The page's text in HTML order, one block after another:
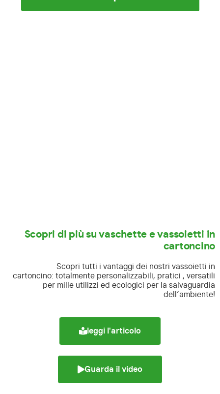
Scopri di più su vaschette e vassoietti in
cartoncino
Scopri tutti i vantaggi dei nostri vassoietti in
cartoncino: totalmente personalizzabili, pratici , versatili
per mille utilizzi ed ecologici per la salvaguardia
dell’ambiente!
leggi l'articolo
Guarda il video